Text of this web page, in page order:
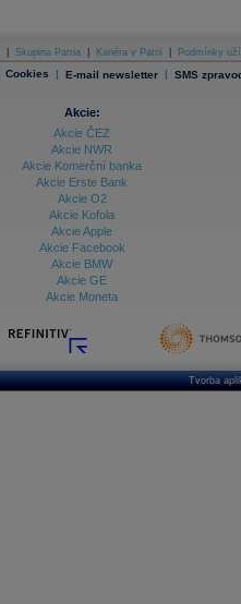
Skupina Patria Kariéra v Patrii Podmínky
Cookies | E-mail newsletter | SMS
Akcie:
Akcie ČEZ
Akcie NWR
Akcie Komerční banka
Akcie Erste Bank
Akcie O2
Akcie Kofola
Akcie Apple
Akcie Facebook
Akcie BMW
Akcie GE
Akcie Moneta
Tvorba